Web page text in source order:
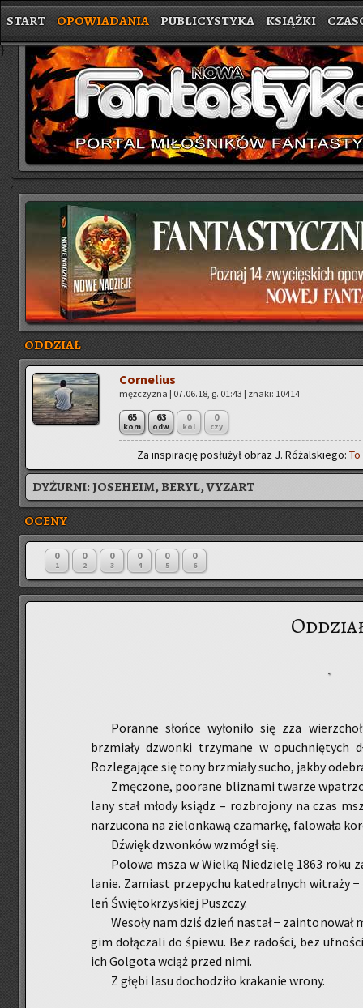
START OPOWIADANIA PUBLICYSTYKA KSIĄŻKI
}
ODDZIAŁ
Cor­ne­lius
męż­czy­zna | 07.06.18, g. 01:43 | znaki: 10414
65
kom
63
odw
0
kol
0
czy
Za in­spi­ra­cję po­słu­żył obraz J. Ró­żal­skie­go:
DYŻURNI:JOSEHEIM, BERYL, VYZART
OCENY
0
1
0
2
0
3
0
4
0
5
0
6
Po­ran­ne słoń­ce wy­ło­ni­ło się zza
brzmia­ły dzwon­ki trzy­ma­ne w opuch­nię­tych
Roz­le­ga­ją­ce się tony brzmia­ły sucho, jakby
Zmę­czo­ne, po­ora­ne bli­zna­mi twa­rze
la­ny stał młody ksiądz – roz­bro­jo­ny na czas
na­rzu­co­na na zie­lon­ka­wą cza­mar­kę, fa­lo­wa­ła
Dźwięk dzwon­ków wzmógł się.
Po­lo­wa msza w Wiel­ką Nie­dzie­lę 1863 roku
la­nie. Za­miast prze­py­chu ka­te­dral­nych wi­tra­ży
leń Świę­to­krzy­skiej Pusz­czy.
We­so­ły nam dziś dzień na­stał −
gim do­łą­cza­li do śpie­wu. Bez ra­do­ści, bez
ich Gol­go­ta wciąż przed nimi.
Z głębi lasu do­cho­dzi­ło kra­ka­nie wrony.